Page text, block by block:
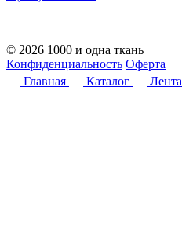
© 2026 1000 и одна ткань
Конфиденциальность Оферта
Главная
Каталог Лента